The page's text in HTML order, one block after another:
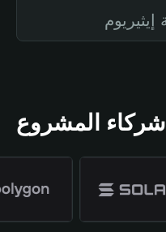
شركاء المشروع